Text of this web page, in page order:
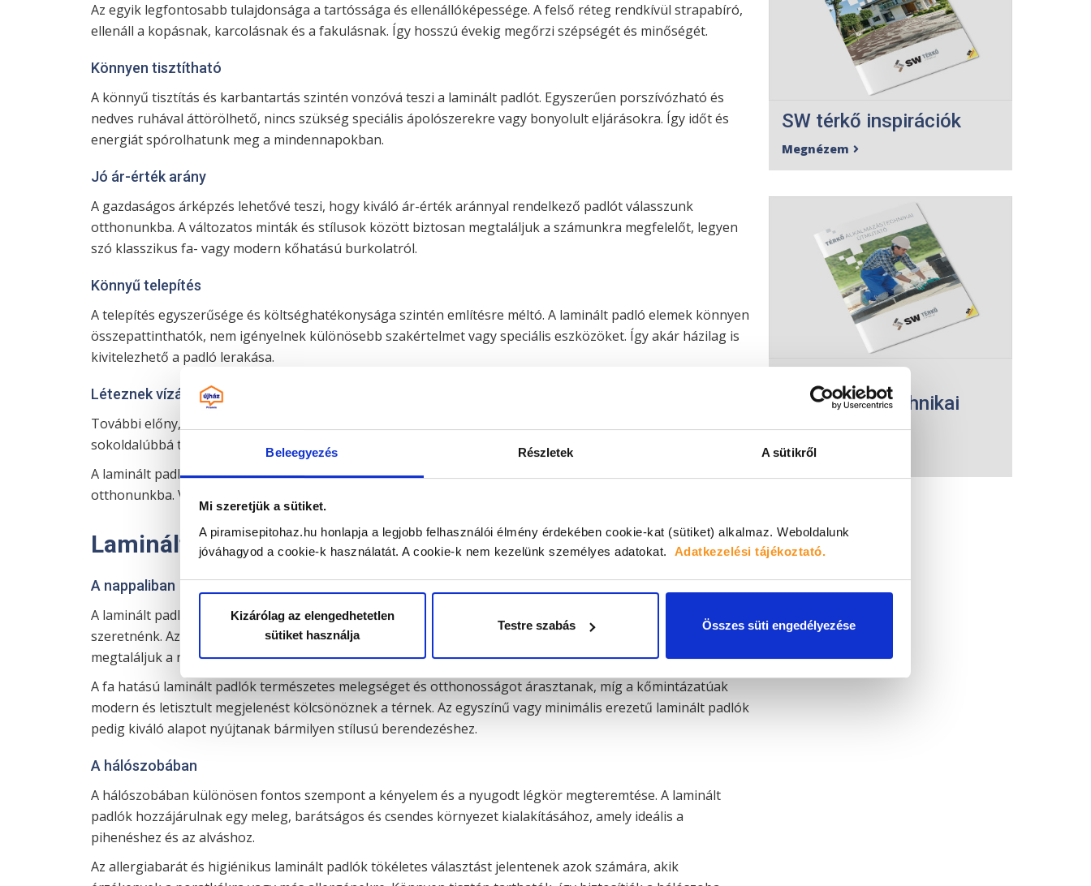
Beleegyezés Részletek A sütikről
Mi szeretjük a sütiket.
A piramisepitohaz.hu honlapja a legjobb felhasználói élmény érdekében cookie-kat (sütiket) alkalmaz. Weboldalunk
jóváhagyod a cookie-k használatát. A cookie-k nem kezelünk személyes adatokat. Adatkezelési tájékoztató.
Kizárólag az elengedhetetlen
sütiket használja
Testre szabás Összes süti engedélyezése
Az egyik legfontosabb tulajdonsága a tartóssága és ellenállóképessége. A felső réteg rendkívül strapabíró,
ellenáll a kopásnak, karcolásnak és a fakulásnak. Így hosszú évekig megőrzi szépségét és minőségét.
Könnyen tisztítható
A könnyű tisztítás és karbantartás szintén vonzóvá teszi a laminált padlót. Egyszerűen porszívózható és
nedves ruhával áttörölhető, nincs szükség speciális ápolószerekre vagy bonyolult eljárásokra. Így időt és
energiát spórolhatunk meg a mindennapokban.
Jó ár-érték arány
A gazdaságos árképzés lehetővé teszi, hogy kiváló ár-érték aránnyal rendelkező padlót válasszunk
otthonunkba. A változatos minták és stílusok között biztosan megtaláljuk a számunkra megfelelőt, legyen
szó klasszikus fa- vagy modern kőhatású burkolatról.
Könnyű telepítés
A telepítés egyszerűsége és költséghatékonysága szintén említésre méltó. A laminált padló elemek könnyen
összepattinthatók, nem igényelnek különösebb szakértelmet vagy speciális eszközöket. Így akár házilag is
kivitelezhető a padló lerakása.
Léteznek vízálló típusok
További előny, hogy bizonyos típusok vízállóak, így a konyhában is bátran alkalmazhatók. Ez még
sokoldalúbbá teszi ezt a melegburkolatot, hiszen szinte bármely helyiségben megállja a helyét.
A laminált padló egy okos választás, ha tartós, könnyen karbantartható és stílusos padlót szeretnénk
otthonunkba. Valóban minden helyiségbe jó választás? Olvass tovább, és kiderül!
Laminált padló minden helyiségbe
A nappaliban
A laminált padló a nappaliba tökéletes választás, ha stílusos és könnyen karbantartható padlóburkolatot
szeretnénk. Az elegáns fa- és kőmintázatú laminált padlók széles választéka lehetővé teszi, hogy
megtaláljuk a nappali hangulatához legjobban illő megoldást.
A fa hatású laminált padlók természetes melegséget és otthonosságot árasztanak, míg a kőmintázatúak
modern és letisztult megjelenést kölcsönöznek a térnek. Az egyszínű vagy minimális erezetű laminált padlók
pedig kiváló alapot nyújtanak bármilyen stílusú berendezéshez.
A hálószobában
A hálószobában különösen fontos szempont a kényelem és a nyugodt légkör megteremtése. A laminált
padlók hozzájárulnak egy meleg, barátságos és csendes környezet kialakításához, amely ideális a
pihenéshez és az alváshoz.
Az allergiabarát és higiénikus laminált padlók tökéletes választást jelentenek azok számára, akik
SW térkő inspirációk
Megnézem 
alkalmazástechnikai
útmutató
Megnézem